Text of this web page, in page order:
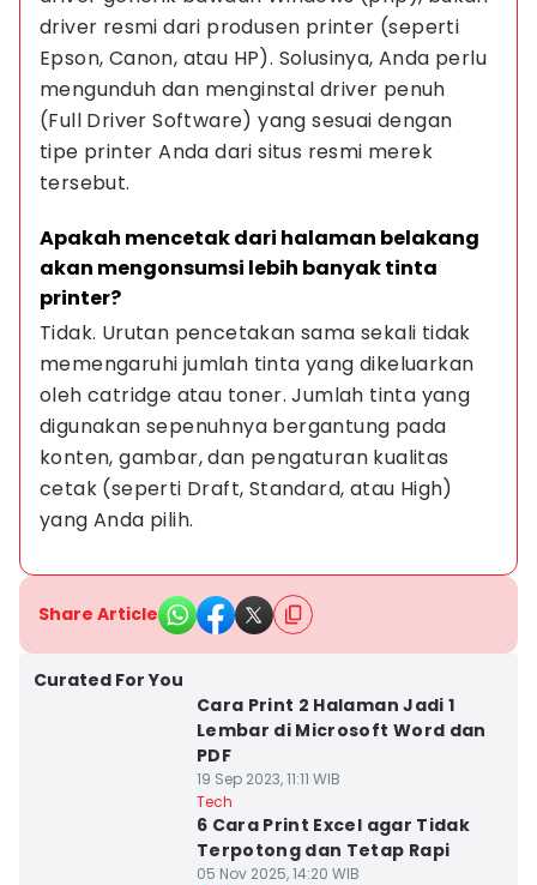
driver resmi dari produsen printer (seperti
Epson, Canon, atau HP). Solusinya, Anda perlu
mengunduh dan menginstal driver penuh
(Full Driver Software) yang sesuai dengan
tipe printer Anda dari situs resmi merek
tersebut.
Apakah mencetak dari halaman belakang
akan mengonsumsi lebih banyak tinta
printer?
Tidak. Urutan pencetakan sama sekali tidak
memengaruhi jumlah tinta yang dikeluarkan
oleh catridge atau toner. Jumlah tinta yang
digunakan sepenuhnya bergantung pada
konten, gambar, dan pengaturan kualitas
cetak (seperti Draft, Standard, atau High)
yang Anda pilih.
Share Article
Curated For You
Cara Print 2 Halaman Jadi 1
Lembar di Microsoft Word dan
PDF
19 Sep 2023, 11:11 WIB
Tech
6 Cara Print Excel agar Tidak
Terpotong dan Tetap Rapi
05 Nov 2025, 14:20 WIB